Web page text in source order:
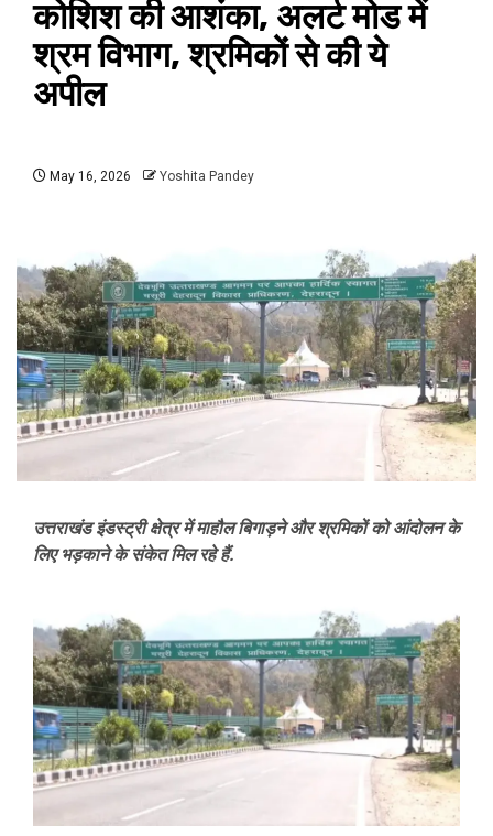
कोशिश की आशंका, अलर्ट मोड में
श्रम विभाग, श्रमिकों से की ये
अपील
May 16, 2026 Yoshita Pandey
उत्तराखंड इंडस्ट्री क्षेत्र में माहौल बिगाड़ने और श्रमिकों को आंदोलन के
लिए भड़काने के संकेत मिल रहे हैं.